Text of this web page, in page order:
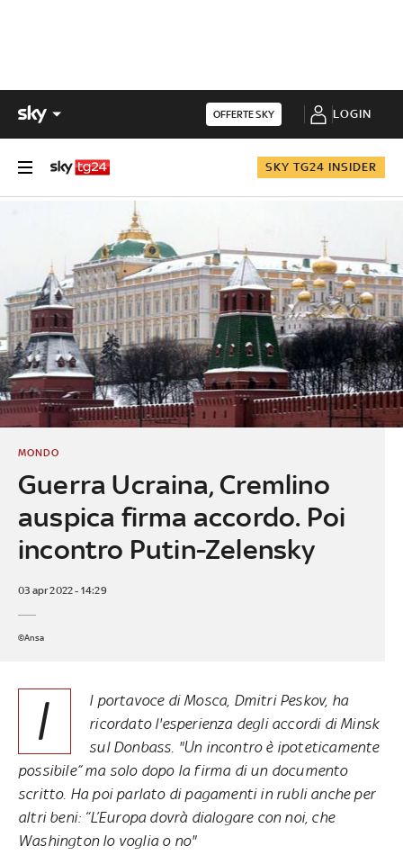
OFFERTE SKY LOGIN
SKY TG24 INSIDER
Guerra Ucraina, Cremlino
auspica firma accordo. Poi
incontro Putin-Zelensky
MONDO
03 apr 2022 - 14:29
©Ansa
I
l portavoce di Mosca, Dmitri Peskov, ha
ricordato l'esperienza degli accordi di Minsk
sul Donbass. "Un incontro è ipoteticamente
possibile” ma solo dopo la firma di un documento
scritto. Ha poi parlato di pagamenti in rubli anche per
altri beni: “L’Europa dovrà dialogare con noi, che
Washington lo voglia o no"